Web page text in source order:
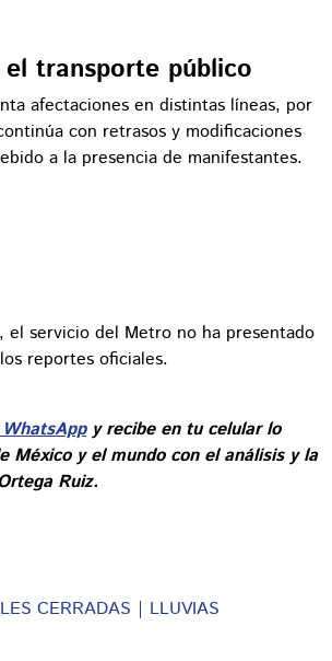
transporte público
afectaciones en distintas líneas, por
con retrasos y modificaciones
a la presencia de manifestantes.
el servicio del Metro no ha presentado
reportes oficiales.
y recibe en tu celular lo
México y el mundo con el análisis y la
Ruiz.
CERRADAS LLUVIAS